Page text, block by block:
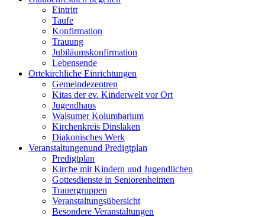
Eintritt
Taufe
Konfirmation
Trauung
Jubiläumskonfirmation
Lebensende
Ortekirchliche Einrichtungen
Gemeindezentren
Kitas der ev. Kinderwelt vor Ort
Jugendhaus
Walsumer Kolumbarium
Kirchenkreis Dinslaken
Diakonisches Werk
Veranstaltungenund Predigtplan
Predigtplan
Kirche mit Kindern und Jugendlichen
Gottesdienste in Seniorenheimen
Trauergruppen
Veranstaltungsübersicht
Besondere Veranstaltungen